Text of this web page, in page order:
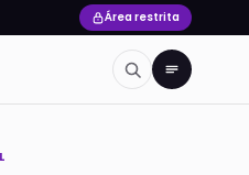
Área restrita